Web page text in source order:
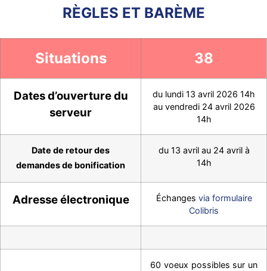
RÈGLES ET BARÈME
Situations 38
Dates d’ouverture du
serveur
du lundi 13 avril 2026 14h
au vendredi 24 avril 2026
14h
Date de retour des
demandes de bonification
du 13 avril au 24 avril à
14h
Adresse électronique Échanges via formulaire
Colibris
60 voeux possibles sur un